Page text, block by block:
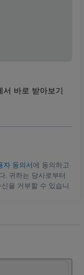
서 바로 받아보기
자 동의서에 동의하고
. 귀하는 당사로부터
을 거부할 수 있습니